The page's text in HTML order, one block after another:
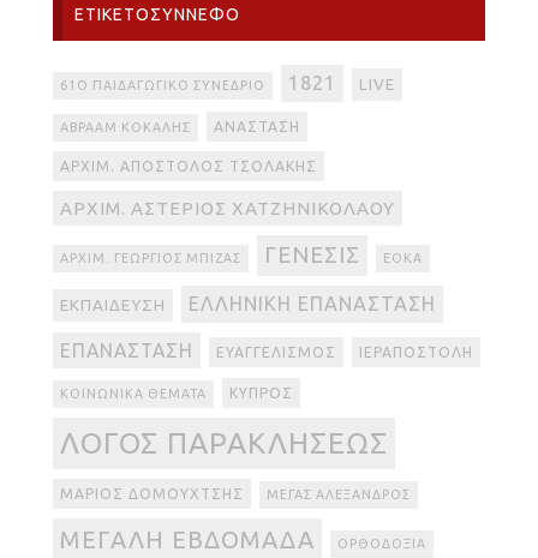
ΕΤΙΚΕΤΟΣΎΝΝΕΦΟ
61Ο ΠΑΙΔΑΓΩΓΙΚΌ ΣΥΝΈΔΡΙΟ 1821 LIVE
ΑΒΡΑΆΜ ΚΟΚΆΛΗΣ ΑΝΆΣΤΑΣΗ
ΑΡΧΙΜ. ΑΠΌΣΤΟΛΟΣ ΤΣΟΛΆΚΗΣ
ΑΡΧΙΜ. ΑΣΤΈΡΙΟΣ ΧΑΤΖΗΝΙΚΟΛΆΟΥ
ΑΡΧΙΜ. ΓΕΏΡΓΙΟΣ ΜΠΊΖΑΣ ΓΈΝΕΣΙΣ ΕΟΚΑ
ΕΚΠΑΊΔΕΥΣΗ ΕΛΛΗΝΙΚΉ ΕΠΑΝΆΣΤΑΣΗ
ΕΠΑΝΆΣΤΑΣΗ ΕΥΑΓΓΕΛΙΣΜΌΣ ΙΕΡΑΠΟΣΤΟΛΉ
ΚΟΙΝΩΝΙΚΆ ΘΈΜΑΤΑ ΚΎΠΡΟΣ
ΛΌΓΟΣ ΠΑΡΑΚΛΉΣΕΩΣ
ΜΆΡΙΟΣ ΔΟΜΟΥΧΤΣΉΣ ΜΈΓΑΣ ΑΛΈΞΑΝΔΡΟΣ
ΜΕΓΆΛΗ ΕΒΔΟΜΆΔΑ ΟΡΘΟΔΟΞΊΑ